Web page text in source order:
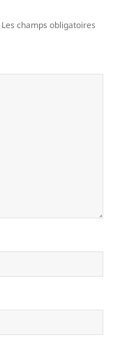
Les champs obligatoires